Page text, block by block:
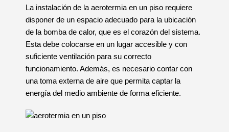
La instalación de la aerotermia en un piso requiere
disponer de un espacio adecuado para la ubicación
de la bomba de calor, que es el corazón del sistema.
Esta debe colocarse en un lugar accesible y con
suficiente ventilación para su correcto
funcionamiento. Además, es necesario contar con
una toma externa de aire que permita captar la
energía del medio ambiente de forma eficiente.